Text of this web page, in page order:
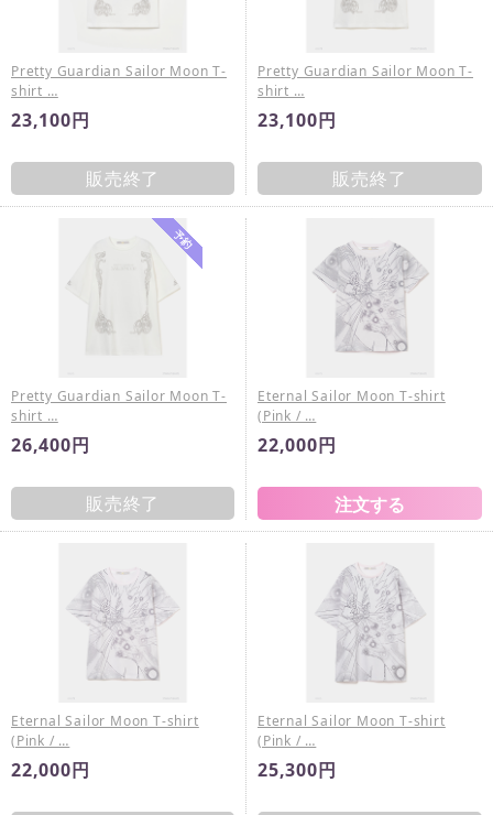
Pretty Guardian Sailor Moon T-
shirt …
23,100円
販売終了
Pretty Guardian Sailor Moon T-
shirt …
23,100円
販売終了
Pretty Guardian Sailor Moon T-
shirt …
26,400円
販売終了
Eternal Sailor Moon T-shirt
(Pink / …
22,000円
Eternal Sailor Moon T-shirt
(Pink / …
22,000円
Eternal Sailor Moon T-shirt
(Pink / …
25,300円